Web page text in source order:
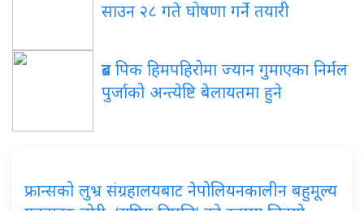
साउन २८ गते घोषणा गर्ने तयारी
ब्रड पिक हिमपहिरोमा ज्यान गुमाएका निर्मल
पुर्जाको अन्त्येष्टि बेलायतमा हुने
फ्रान्सको लुभ्र संग्रहालयबाट नेपोलियनकालीन बहुमूल्य